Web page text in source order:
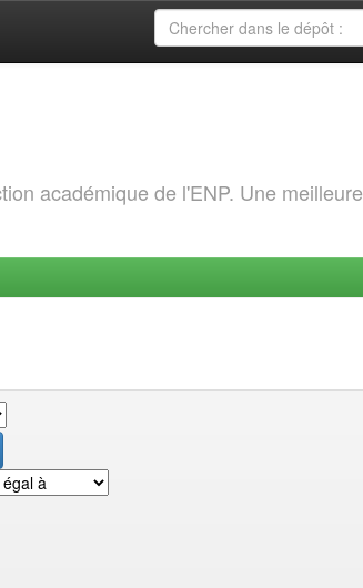
académique de l'ENP. Une meilleure